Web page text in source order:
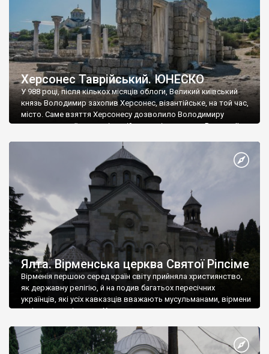
Херсонес Таврійський. ЮНЕСКО
У 988 році, після кількох місяців облоги, Великий київський
князь Володимир захопив Херсонес, візантійське, на той час,
місто. Саме взяття Херсонесу дозволило Володимиру
диктувати свої умови візантійському імператору Василю ІІ, та
Херсонесі Володимир-язичник, став Василем-християнином.
А потім було Хрещення Русі. На честь Херсонесу Таврійського
Ялта. Вірменська церква Святої Ріпсіме
Вірменія першою серед країн світу прийняла християнство,
як державну релігію, й на подив багатьох пересічних
українців, які усіх кавказців вважають мусульманами, вірмени
є відданими вірянами Христа